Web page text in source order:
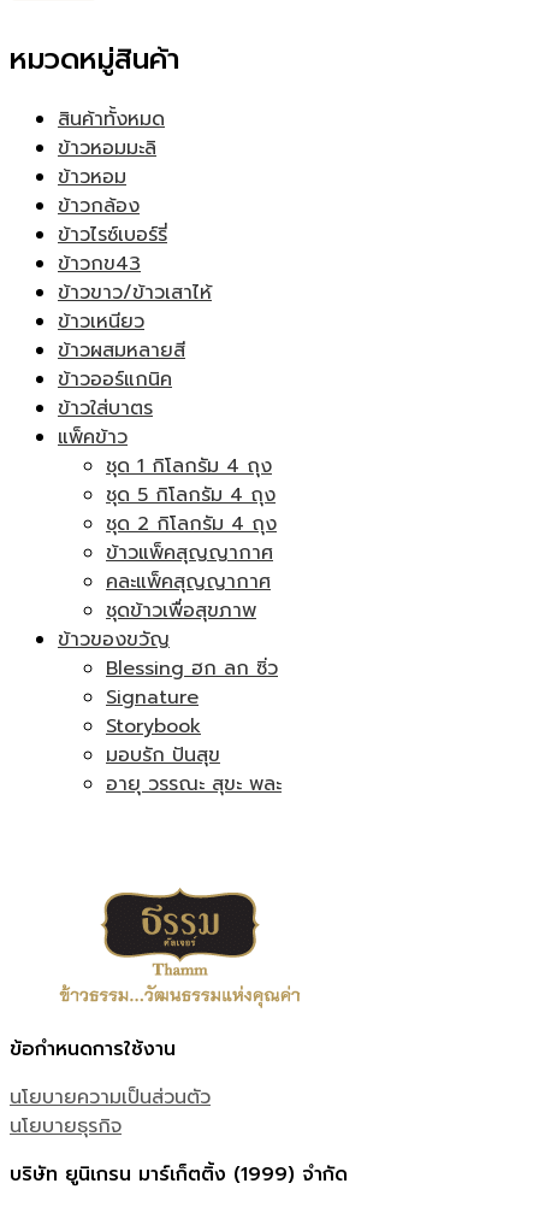
หมวดหมู่สินค้า
สินค้าทั้งหมด
ข้าวหอมมะลิ
ข้าวหอม
ข้าวกล้อง
ข้าวไรซ์เบอร์รี่
ข้าวกข43
ข้าวขาว/ข้าวเสาไห้
ข้าวเหนียว
ข้าวผสมหลายสี
ข้าวออร์แกนิค
ข้าวใส่บาตร
แพ็คข้าว
ชุด 1 กิโลกรัม 4 ถุง
ชุด 5 กิโลกรัม 4 ถุง
ชุด 2 กิโลกรัม 4 ถุง
ข้าวแพ็คสุญญากาศ
คละแพ็คสุญญากาศ
ชุดข้าวเพื่อสุขภาพ
ข้าวของขวัญ
Blessing ฮก ลก ซิ่ว
Signature
Storybook
มอบรัก ปันสุข
อายุ วรรณะ สุขะ พละ
ข้อกำหนดการใช้งาน
นโยบายความเป็นส่วนตัว
นโยบายธุรกิจ
บริษัท ยูนิเกรน มาร์เก็ตติ้ง (1999) จำกัด